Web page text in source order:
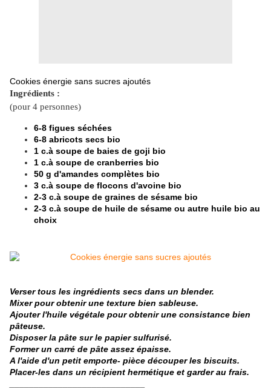
Cookies énergie sans sucres ajoutés
Ingrédients :
(pour 4 personnes)
6-8 figues séchées
6-8 abricots secs bio
1 c.à soupe de baies de goji bio
1 c.à soupe de cranberries bio
50 g d'amandes complètes bio
3 c.à soupe de flocons d'avoine bio
2-3 c.à soupe de graines de sésame bio
2-3 c.à soupe de huile de sésame ou autre huile bio au
choix
Verser tous les ingrédients secs dans un blender.
Mixer pour obtenir une texture bien sableuse.
Ajouter l'huile végétale pour obtenir une consistance bien
pâteuse.
Disposer la pâte sur le papier sulfurisé.
Former un carré de pâte assez épaisse.
A l'aide d'un petit emporte- pièce découper les biscuits.
Placer-les dans un récipient hermétique et garder au frais.